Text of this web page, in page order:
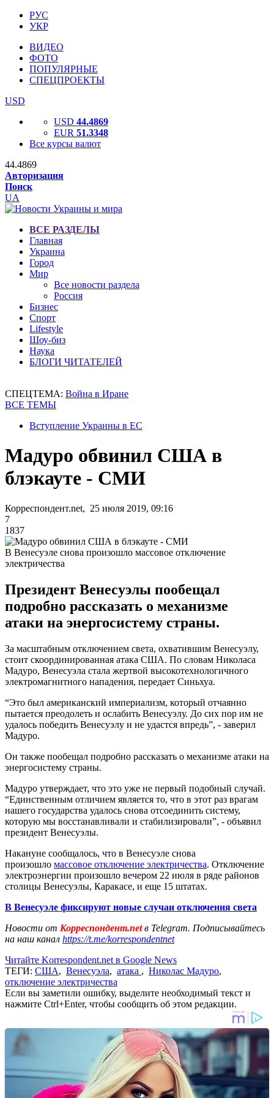
РУС
УКР
ВИДЕО
ФОТО
ПОПУЛЯРНЫЕ
СПЕЦПРОЕКТЫ
USD
USD 44.4869
EUR 51.3348
Все курсы валют
44.4869
Авторизация
Поиск
UA
ВСЕ РАЗДЕЛЫ
Главная
Украина
Город
Мир
Все новости раздела
Россия
Бизнес
Спорт
Lifestyle
Шоу-биз
Наука
БЛОГИ ЧИТАТЕЛЕЙ
СПЕЦТЕМА: Война в Иране
ВСЕ ТЕМЫ
Вступление Украины в ЕС
Мадуро обвинил США в
блэкауте - СМИ
Корреспондент.net, 25 июля 2019, 09:16
7
1837
В Венесуэле снова произошло массовое отключение
электричества
Президент Венесуэлы пообещал
подробно рассказать о механизме
атаки на энергосистему страны.
За масштабным отключением света, охватившим Венесуэлу,
стоит скоординированная атака США. По словам Николаса
Мадуро, Венесуэла стала жертвой высокотехнологичного
электромагнитного нападения, передает Синьхуа.
“Это был американский империализм, который отчаянно
пытается преодолеть и ослабить Венесуэлу. До сих пор им не
удалось победить Венесуэлу и не удастся впредь”, - заверил
Мадуро.
Он также пообещал подробно рассказать о механизме атаки на
энергосистему страны.
Мадуро утверждает, что это уже не первый подобный случай.
“Единственным отличием является то, что в этот раз врагам
нашего государства удалось снова отсоединить систему,
которую мы восстанавливали и стабилизировали”, - объявил
президент Венесуэлы.
Накануне сообщалось, что в Венесуэле снова
произошло массовое отключение электричества. Отключение
электроэнергии произошло вечером 22 июля в ряде районов
столицы Венесуэлы, Каракасе, и еще 15 штатах.
В Венесуэле фиксируют новые случаи отключения света
Новости от Корреспондент.netв Telegram. Подписывайтесь
на наш канал https://t.me/korrespondentnet
Читайте Korrespondent.net в Google News
ТЕГИ: США, Венесуэла, атака , Николас Мадуро,
отключение электричества
Если вы заметили ошибку, выделите необходимый текст и
нажмите Ctrl+Enter, чтобы сообщить об этом редакции.